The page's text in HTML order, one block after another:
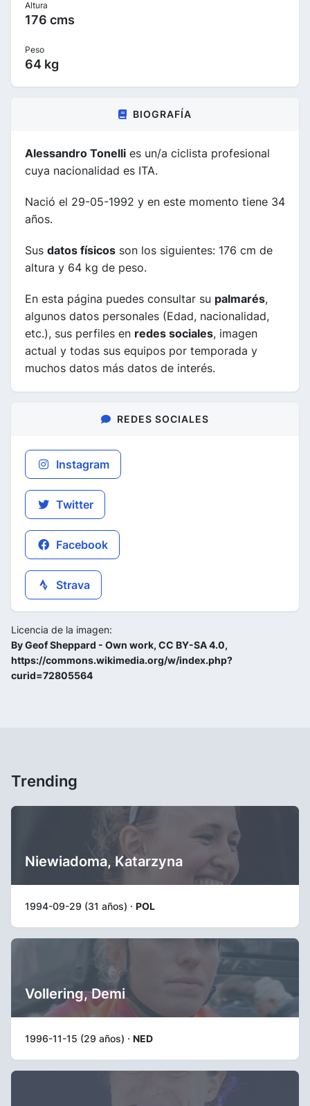
Altura
176 cms
Peso
64 kg
BIOGRAFÍA
Alessandro Tonelli es un/a ciclista profesional
cuya nacionalidad es ITA.
Nació el 29-05-1992 y en este momento tiene 34
años.
Sus datos físicos son los siguientes: 176 cm de
altura y 64 kg de peso.
En esta página puedes consultar su palmarés,
algunos datos personales (Edad, nacionalidad,
etc.), sus perfiles en redes sociales, imagen
actual y todas sus equipos por temporada y
muchos datos más datos de interés.
REDES SOCIALES
Instagram
Twitter
Facebook
Strava
Licencia de la imagen:
By Geof Sheppard - Own work, CC BY-SA 4.0,
https://commons.wikimedia.org/w/index.php?
curid=72805564
Trending
Niewiadoma, Katarzyna
1994-09-29 (31 años) · POL
Vollering, Demi
1996-11-15 (29 años) · NED